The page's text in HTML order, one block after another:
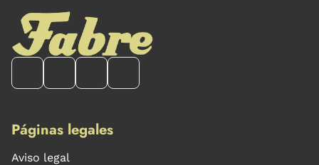
Páginas legales
Aviso legal